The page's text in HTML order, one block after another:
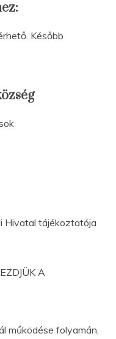
Később
Hivatal tájékoztatója
A
működése folyamán,